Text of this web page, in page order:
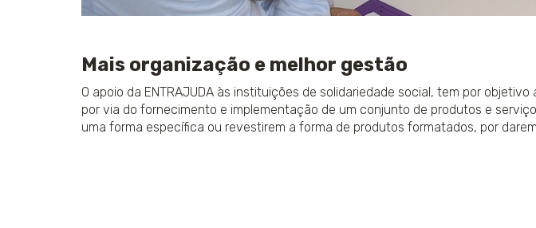
Mais organização e melhor gestão
O apoio da ENTRAJUDA às instituições de solidariedade social, tem por
por via do fornecimento e implementação de um conjunto de produtos e
uma forma específica ou revestirem a forma de produtos formatados, por